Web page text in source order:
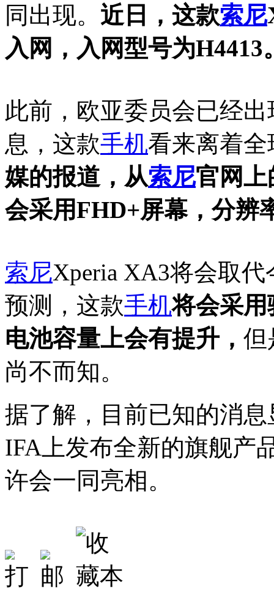
同出现。 近日，这款索尼
入网，入网型号为H4413
此前，欧亚委员会已经出
息，这款手机看来离着
媒的报道，从索尼官网上
会采用FHD+屏幕，分辨
索尼Xperia XA3将会取
预测，这款手机将会采用
电池容量上会有提升， 但
尚不而知。
据了解，目前已知的消息
IFA上发布全新的旗舰产
许会一同亮相。